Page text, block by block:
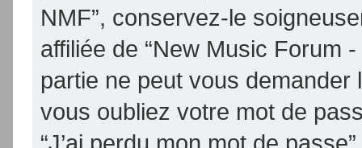
NMF”, conservez-le
affiliée de “New Music Forum
partie ne peut vous
vous oubliez votre mot de